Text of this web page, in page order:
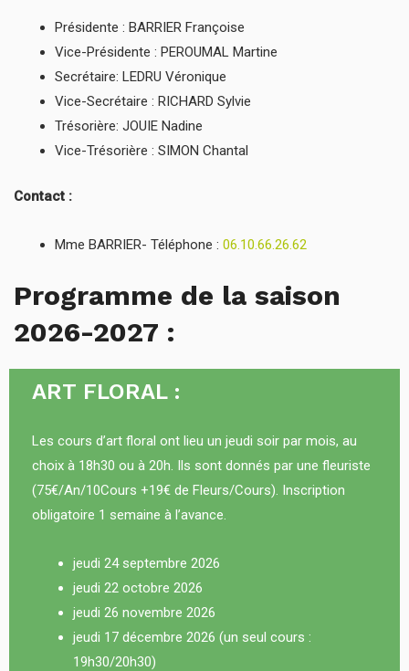
Présidente : BARRIER Françoise
Vice-Présidente : PEROUMAL Martine
Secrétaire: LEDRU Véronique
Vice-Secrétaire : RICHARD Sylvie
Trésorière: JOUIE Nadine
Vice-Trésorière : SIMON Chantal
Contact :
Mme BARRIER- Téléphone : 06.10.66.26.62
Programme de la saison
2026-2027 :
ART FLORAL :
Les cours d’art floral ont lieu un jeudi soir par mois, au
choix à 18h30 ou à 20h. Ils sont donnés par une fleuriste
(75€/An/10Cours +19€ de Fleurs/Cours). Inscription
obligatoire 1 semaine à l’avance.
jeudi 24 septembre 2026
jeudi 22 octobre 2026
jeudi 26 novembre 2026
jeudi 17 décembre 2026 (un seul cours :
19h30/20h30)